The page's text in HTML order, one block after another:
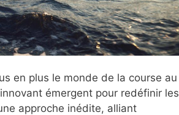
en plus le monde de la course au
émergent pour redéfinir les
approche inédite, alliant